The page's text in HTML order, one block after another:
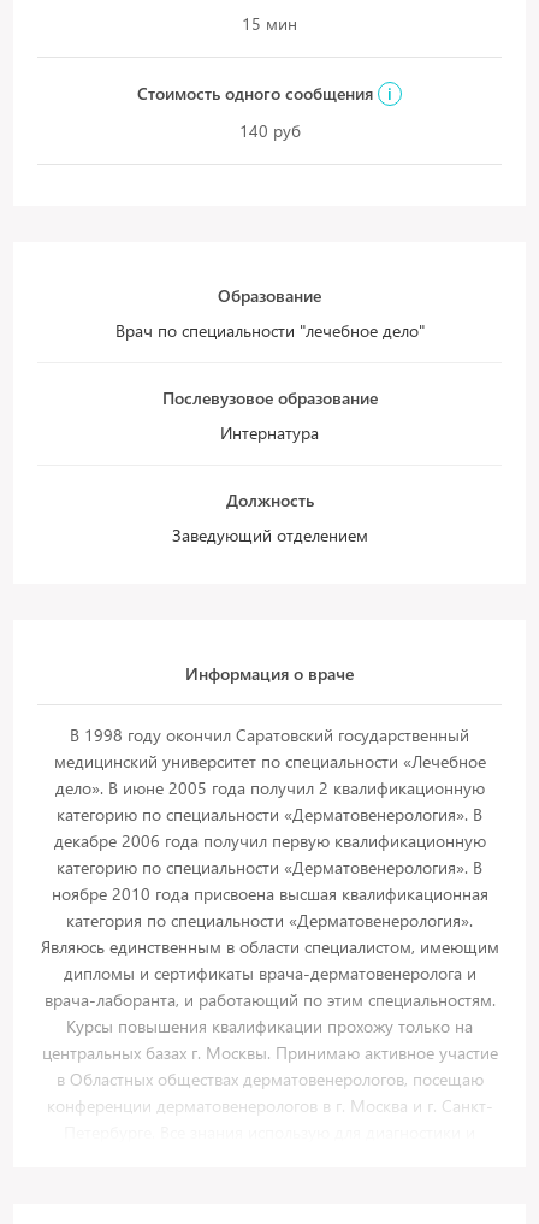
15 мин
Стоимость одного сообщения
i
140 руб
Образование
Врач по специальности "лечебное дело"
Послевузовое образование
Интернатура
Должность
Заведующий отделением
Информация о враче
В 1998 году окончил Саратовский государственный
медицинский университет по специальности «Лечебное
дело». В июне 2005 года получил 2 квалификационную
категорию по специальности «Дерматовенерология». В
декабре 2006 года получил первую квалификационную
категорию по специальности «Дерматовенерология». В
ноябре 2010 года присвоена высшая квалификационная
категория по специальности «Дерматовенерология».
Являюсь единственным в области специалистом, имеющим
дипломы и сертификаты врача-дерматовенеролога и
врача-лаборанта, и работающий по этим специальностям.
Курсы повышения квалификации прохожу только на
центральных базах г. Москвы. Принимаю активное участие
в Областных обществах дерматовенерологов, посещаю
конференции дерматовенерологов в г. Москва и г. Санкт-